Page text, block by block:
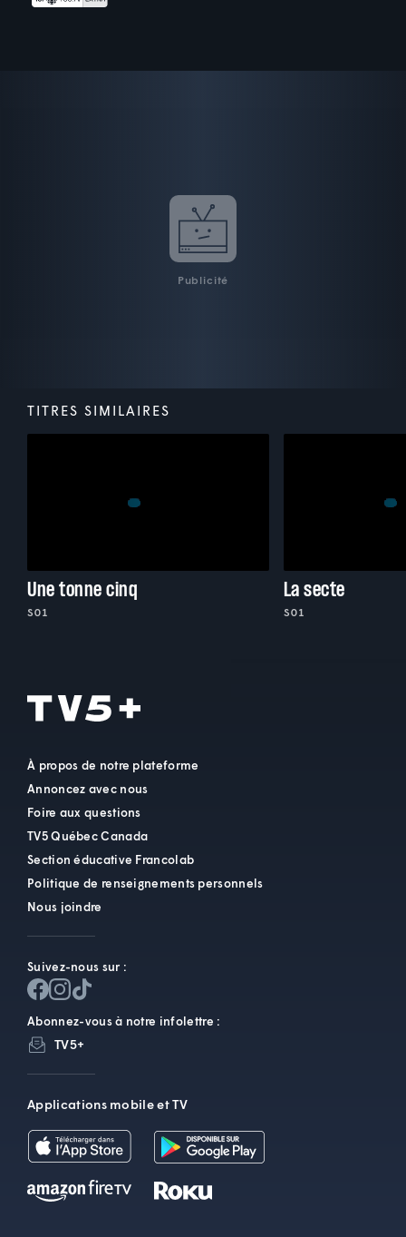
Publicité
TITRES SIMILAIRES
Une tonne cinq
S01
La secte
S01
À propos de notre plateforme
Annoncez avec nous
Foire aux questions
TV5 Québec Canada
Section éducative Francolab
Politique de renseignements personnels
Nous joindre
Suivez-nous sur :
Abonnez-vous à notre infolettre :
TV5+
Applications mobile et TV